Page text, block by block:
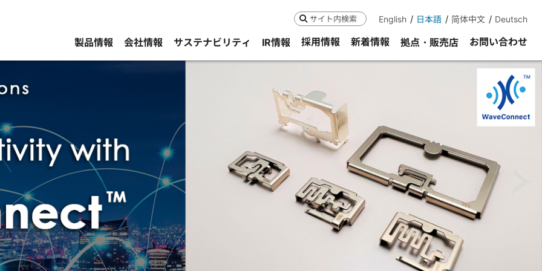
検索 English 日本語 简体中文 Deutsch
製品情報 会社情報 サステナビリティ IR情報 採用情報 新着情報 拠点・販売店 お問い合わせ